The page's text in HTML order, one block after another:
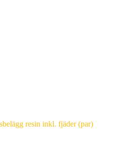
resin inkl. fjäder (par)